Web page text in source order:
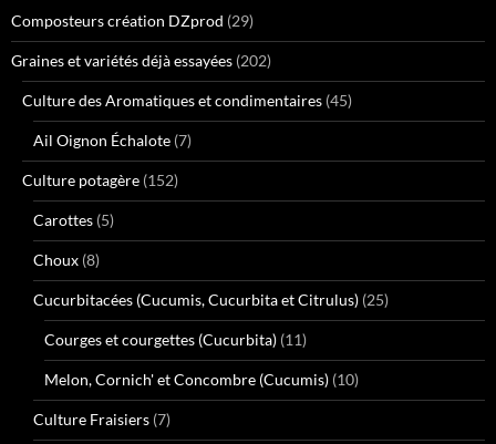
Composteurs création DZprod (29)
Graines et variétés déjà essayées (202)
Culture des Aromatiques et condimentaires (45)
Ail Oignon Échalote (7)
Culture potagère (152)
Carottes (5)
Choux (8)
Cucurbitacées (Cucumis, Cucurbita et Citrulus) (25)
Courges et courgettes (Cucurbita) (11)
Melon, Cornich' et Concombre (Cucumis) (10)
Culture Fraisiers (7)